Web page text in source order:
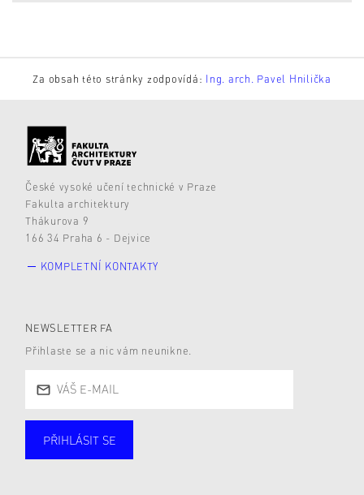
Za obsah této stránky zodpovídá: Ing. arch. Pavel Hnilička
České vysoké učení technické v Praze
Fakulta architektury
Thákurova 9
166 34 Praha 6 - Dejvice
KOMPLETNÍ KONTAKTY
NEWSLETTER FA
Přihlaste se a nic vám neunikne.
PŘIHLÁSIT SE